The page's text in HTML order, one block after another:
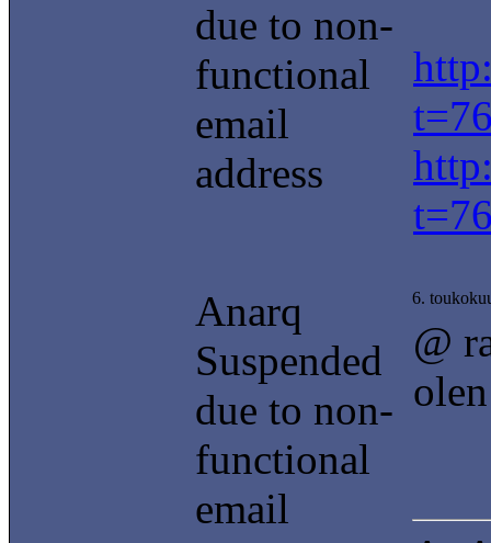
due to non-
functional
email
address
Anarq
Suspended
due to non-
functional
email
6.
@
olen